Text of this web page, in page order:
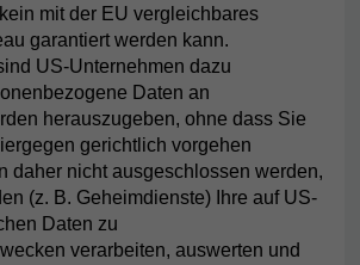
mit der EU vergleichbares
garantiert werden kann.
US-Unternehmen dazu
Daten an
herauszugeben, ohne dass Sie
gerichtlich vorgehen
daher nicht ausgeschlossen werden,
(z. B. Geheimdienste) Ihre auf US-
Daten zu
verarbeiten, auswerten und